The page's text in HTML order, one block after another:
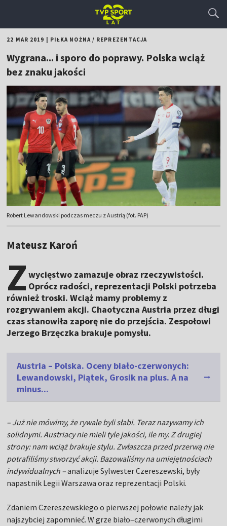
22 MAR 2019 PIŁKA NOŻNA/ REPREZENTACJA
Wygrana... i sporo do poprawy. Polska wciąż
bez znaku jakości
Robert Lewandowski podczas meczu z Austrią (fot. PAP)
Mateusz Karoń
Z wycięstwo zamazuje obraz rzeczywistości.
Oprócz radości, reprezentacji Polski potrzeba
również troski. Wciąż mamy problemy z
rozgrywaniem akcji. Chaotyczna Austria przez długi
czas stanowiła zaporę nie do przejścia. Zespołowi
Jerzego Brzęczka brakuje pomysłu.
Austria – Polska. Oceny biało-czerwonych:
Lewandowski, Piątek, Grosik na plus. A na
minus...
– Już nie mówimy, że rywale byli słabi. Teraz nazywamy ich
solidnymi. Austriacy nie mieli tyle jakości, ile my. Z drugiej
strony: nam wciąż brakuje stylu. Zwłaszcza przed przerwą nie
potrafiliśmy stworzyć akcji. Bazowaliśmy na umiejętnościach
indywidualnych –analizuje Sylwester Czereszewski, były
napastnik Legii Warszawa oraz reprezentacji Polski.
Zdaniem Czereszewskiego o pierwszej połowie należy jak
najszybciej zapomnieć. W grze biało–czerwonych długimi